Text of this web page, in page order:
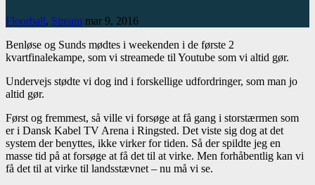
Floorball, Stream mar 9, 2016
Benløse og Sunds mødtes i weekenden i de første 2
kvartfinalekampe, som vi streamede til Youtube som vi altid gør.
Undervejs stødte vi dog ind i forskellige udfordringer, som man jo
altid gør.
Først og fremmest, så ville vi forsøge at få gang i storstærmen som
er i Dansk Kabel TV Arena i Ringsted. Det viste sig dog at det
system der benyttes, ikke virker for tiden. Så der spildte jeg en
masse tid på at forsøge at få det til at virke. Men forhåbentlig kan vi
få det til at virke til landsstævnet – nu må vi se.